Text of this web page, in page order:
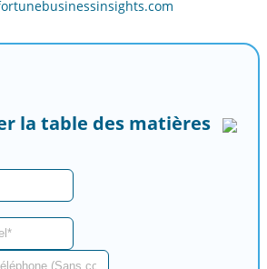
la table des matières